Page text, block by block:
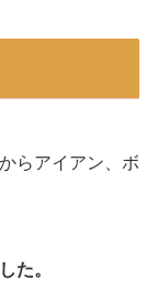
らアイアン、ボ
た。